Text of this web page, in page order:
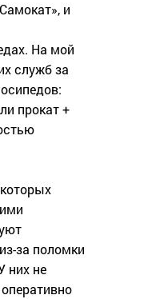
и
На мой
служб за
прокат +
за поломки
них не